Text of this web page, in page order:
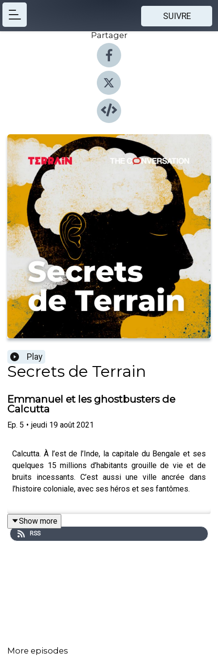
SUIVRE
Partager
Play
Secrets de Terrain
Emmanuel et les ghostbusters de
Calcutta
Ep. 5 • jeudi 19 août 2021
Calcutta. À l’est de l’Inde, la capitale du Bengale et ses
quelques 15 millions d’habitants grouille de vie et de
bruits incessants. C’est aussi une ville ancrée dans
l’histoire coloniale, avec ses héros et ses fantômes.
L’anthropologue Emmanuel Grimaud se rend en Inde
depuis de nombreuses années. Il travaille aux frontières
Show more
RSS
More episodes